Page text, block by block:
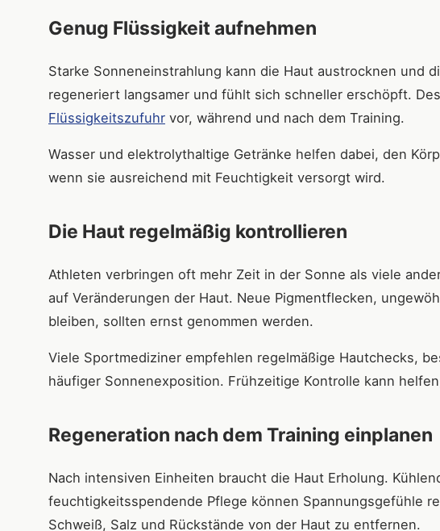
Genug Flüssigkeit aufnehmen
Starke Sonneneinstrahlung kann die Haut austrocknen und
regeneriert langsamer und fühlt sich schneller erschöpft.
Flüssigkeitszufuhr vor, während und nach dem Training.
Wasser und elektrolythaltige Getränke helfen dabei, den
wenn sie ausreichend mit Feuchtigkeit versorgt wird.
Die Haut regelmäßig kontrollieren
Athleten verbringen oft mehr Zeit in der Sonne als viele
auf Veränderungen der Haut. Neue Pigmentflecken,
bleiben, sollten ernst genommen werden.
Viele Sportmediziner empfehlen regelmäßige Hautchecks,
häufiger Sonnenexposition. Frühzeitige Kontrolle kann
Regeneration nach dem Training einplanen
Nach intensiven Einheiten braucht die Haut Erholung.
feuchtigkeitsspendende Pflege können Spannungsgefühle
Schweiß, Salz und Rückstände von der Haut zu entfernen.